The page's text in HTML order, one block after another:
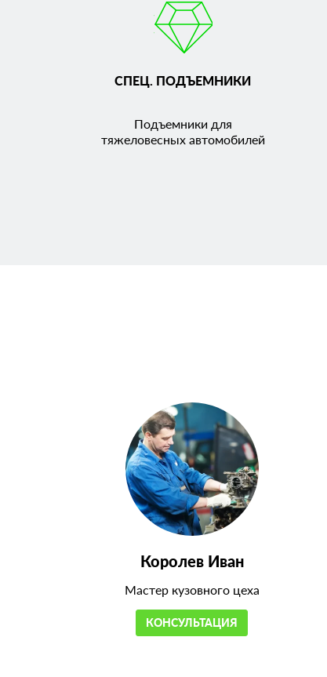
СПЕЦ. ПОДЪЕМНИКИ
Подъемники для
тяжеловесных автомобилей
Королев Иван
Мастер кузовного цеха
КОНСУЛЬТАЦИЯ